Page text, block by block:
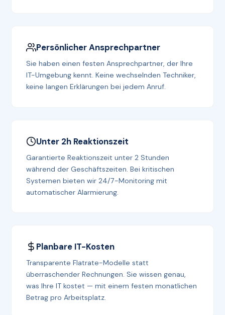
Persönlicher Ansprechpartner
Sie haben einen festen Ansprechpartner, der Ihre
IT-Umgebung kennt. Keine wechselnden Techniker,
keine langen Erklärungen bei jedem Anruf.
Unter 2h Reaktionszeit
Garantierte Reaktionszeit unter 2 Stunden
während der Geschäftszeiten. Bei kritischen
Systemen bieten wir 24/7-Monitoring mit
automatischer Alarmierung.
Planbare IT-Kosten
Transparente Flatrate-Modelle statt
überraschender Rechnungen. Sie wissen genau,
was Ihre IT kostet — mit einem festen monatlichen
Betrag pro Arbeitsplatz.